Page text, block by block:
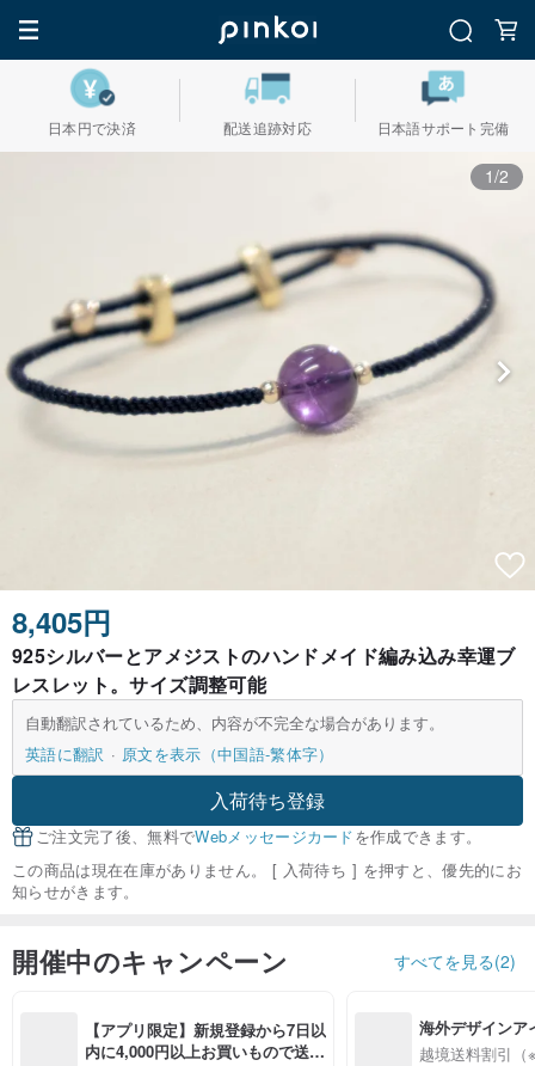
日本円で決済 配送追跡対応 日本語サポート完備
1/2
8,405円
925シルバーとアメジストのハンドメイド編み込み幸運ブ
レスレット。サイズ調整可能
自動翻訳されているため、内容が不完全な場合があります。
英語に翻訳
原文を表示（中国語-繁体字）
入荷待ち登録
ご注文完了後、無料でWebメッセージカードを作成できます。
この商品は現在在庫がありません。 [ 入荷待ち ] を押すと、優先的にお
知らせがきます。
開催中のキャンペーン すべてを見る(2)
【アプリ限定】新規登録から7日以
内に4,000円以上お買いもので送料
海外デザインア
入
越境送料割引（